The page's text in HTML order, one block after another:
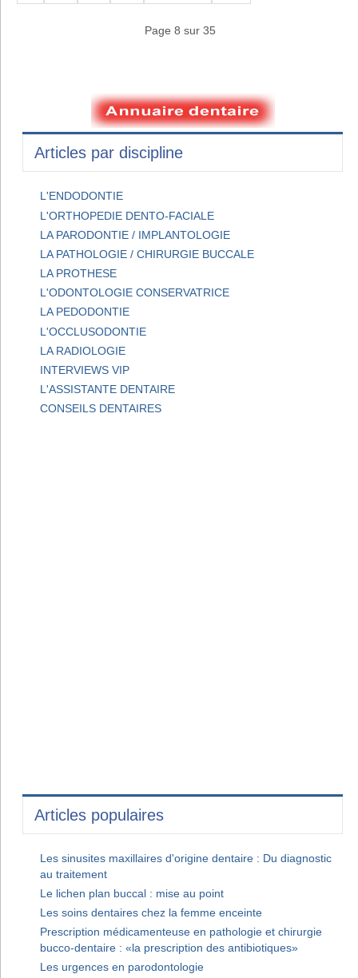
Page 8 sur 35
Articles par discipline
L'ENDODONTIE
L'ORTHOPEDIE DENTO-FACIALE
LA PARODONTIE / IMPLANTOLOGIE
LA PATHOLOGIE / CHIRURGIE BUCCALE
LA PROTHESE
L'ODONTOLOGIE CONSERVATRICE
LA PEDODONTIE
L'OCCLUSODONTIE
LA RADIOLOGIE
INTERVIEWS VIP
L'ASSISTANTE DENTAIRE
CONSEILS DENTAIRES
Articles populaires
Les sinusites maxillaires d'origine dentaire : Du diagnostic
au traitement
Le lichen plan buccal : mise au point
Les soins dentaires chez la femme enceinte
Prescription médicamenteuse en pathologie et chirurgie
bucco-dentaire : «la prescription des antibiotiques»
Les urgences en parodontologie